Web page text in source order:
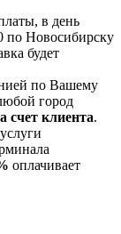
в день
по Новосибирску
будет
по Вашему
город
счет клиента.
услуги
оплачивает